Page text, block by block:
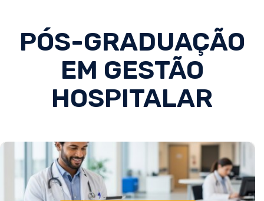
PÓS-GRADUAÇÃO
EM GESTÃO
HOSPITALAR